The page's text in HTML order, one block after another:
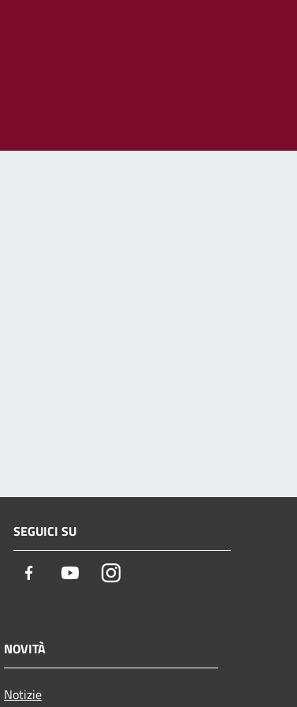
SEGUICI SU
Facebook YoutubeInstagram
NOVITÀ
Notizie